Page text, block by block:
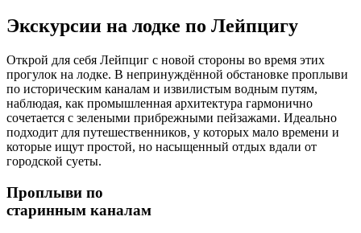
Экскурсии на лодке по Лейпцигу
Открой для себя Лейпциг с новой стороны во время этих
прогулок на лодке. В непринуждённой обстановке проплыви
по историческим каналам и извилистым водным путям,
наблюдая, как промышленная архитектура гармонично
сочетается с зелеными прибрежными пейзажами. Идеально
подходит для путешественников, у которых мало времени и
которые ищут простой, но насыщенный отдых вдали от
городской суеты.
Проплыви по
старинным каналам